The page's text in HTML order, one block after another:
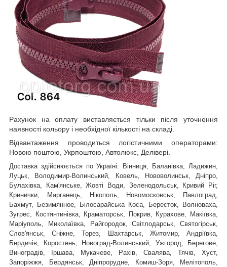
Рахунок на оплату виставляється тільки після уточнення
наявності кольору і необхідної кількості на складі.
Відвантаження проводиться логістичними операторами:
Новою поштою, Укрпоштою, Автолюкс, Делівері.
Доставка здійснюється по Україні: Вінниця, Баланівка, Ладижин,
Луцьк, Володимир-Волинський, Ковель, Нововолинськ, Дніпро,
Булахівка, Кам'янське, Жовті Води, Зеленодольськ, Кривий Ріг,
Кринички, Марганець, Нікополь, Новомосковськ, Павлоград,
Бахмут, Безимянное, Білосарайська Коса, Бересток, Волноваха,
Зугрес, Костянтинівка, Краматорськ, Покрив, Курахове, Макіївка,
Маріуполь, Миколаївка, Райгородок, Світлодарськ, Святогірськ,
Слов'янськ, Сніжне, Торез, Шахтарськ, Житомир, Андріївка,
Бердичів, Коростень, Новоград-Волинський, Ужгород, Берегове,
Виноградів, Іршава, Мукачеве, Рахів, Свалява, Тячів, Хуст,
Запоріжжя, Бердянськ, Дніпрорудне, Комиш-Зоря, Мелітополь,